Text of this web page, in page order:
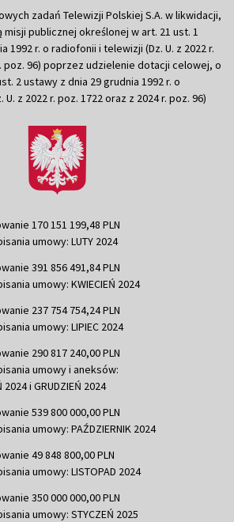
zadań Telewizji Polskiej S.A. w likwidacji,
misji publicznej określonej w art. 21 ust. 1
1992 r. o radiofonii i telewizji (Dz. U. z 2022 r.
poz. 96) poprzez udzielenie dotacji celowej, o
2 ustawy z dnia 29 grudnia 1992 r. o
z 2022 r. poz. 1722 oraz z 2024 r. poz. 96)
170 151 199,48 PLN
umowy: LUTY 2024
391 856 491,84 PLN
umowy: KWIECIEŃ 2024
237 754 754,24 PLN
umowy: LIPIEC 2024
290 817 240,00 PLN
umowy i aneksów:
2024 i GRUDZIEŃ 2024
539 800 000,00 PLN
umowy: PAŹDZIERNIK 2024
49 848 800,00 PLN
umowy: LISTOPAD 2024
350 000 000,00 PLN
umowy: STYCZEŃ 2025